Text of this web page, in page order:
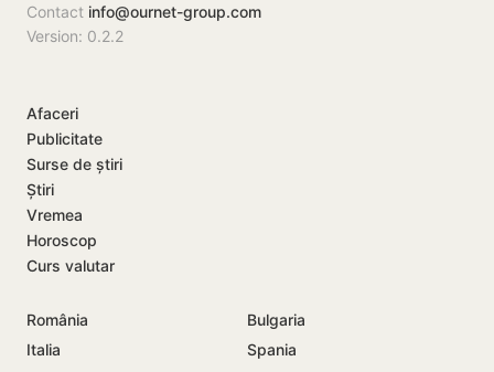
Contact info@ournet-group.com
Version: 0.2.2
Afaceri
Publicitate
Surse de știri
Știri
Vremea
Horoscop
Curs valutar
România
Bulgaria
Italia
Spania